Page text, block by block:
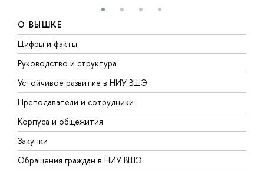
О ВЫШКЕ
Цифры и факты
Руководство и структура
Устойчивое развитие в НИУ ВШЭ
Преподаватели и сотрудники
Корпуса и общежития
Закупки
Обращения граждан в НИУ ВШЭ